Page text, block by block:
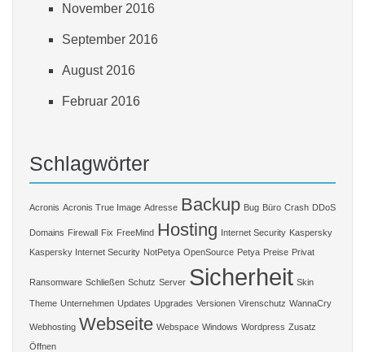
November 2016
September 2016
August 2016
Februar 2016
Schlagwörter
Acronis Acronis True Image Adresse Backup Bug Büro Crash DDoS
Domains Firewall Fix FreeMind Hosting Internet Security Kaspersky
Kaspersky Internet Security NotPetya OpenSource Petya Preise Privat
Ransomware Schließen Schutz Server Sicherheit Skin
Theme Unternehmen Updates Upgrades Versionen Virenschutz WannaCry
Webhosting Webseite Webspace Windows Wordpress Zusatz
Öffnen